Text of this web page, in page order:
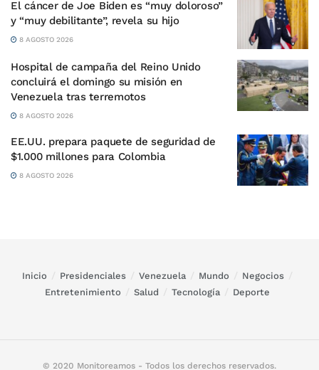
El cáncer de Joe Biden es “muy doloroso”
y “muy debilitante”, revela su hijo
8 AGOSTO 2026
Hospital de campaña del Reino Unido
concluirá el domingo su misión en
Venezuela tras terremotos
8 AGOSTO 2026
EE.UU. prepara paquete de seguridad de
$1.000 millones para Colombia
8 AGOSTO 2026
Inicio Presidenciales Venezuela Mundo
Negocios
Entretenimiento
Salud Tecnología Deporte
© 2020 Monitoreamos - Todos los derechos reservados.